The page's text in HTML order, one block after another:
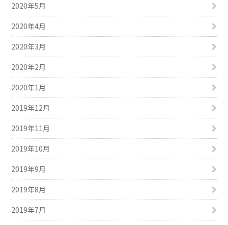
2020年5月
2020年4月
2020年3月
2020年2月
2020年1月
2019年12月
2019年11月
2019年10月
2019年9月
2019年8月
2019年7月